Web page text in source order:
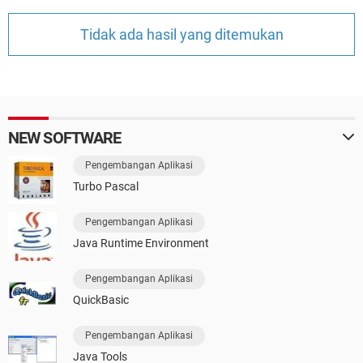
Tidak ada hasil yang ditemukan
NEW SOFTWARE
Pengembangan Aplikasi
Turbo Pascal
Pengembangan Aplikasi
Java Runtime Environment
Pengembangan Aplikasi
QuickBasic
Pengembangan Aplikasi
Java Tools